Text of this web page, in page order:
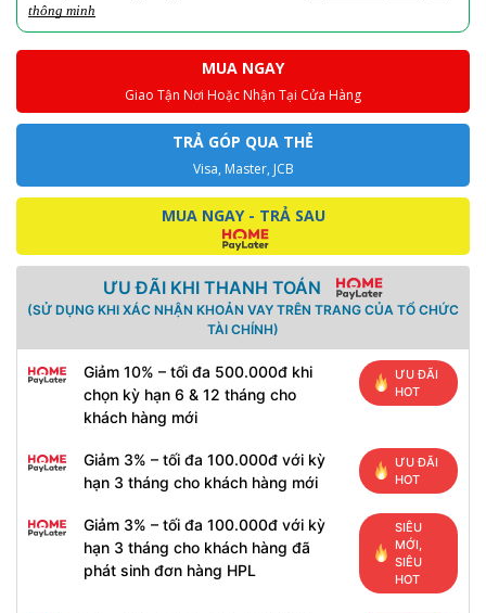
thông minh
MUA NGAY
Giao Tận Nơi Hoặc Nhận Tại Cửa Hàng
TRẢ GÓP QUA THẺ
Visa, Master, JCB
MUA NGAY - TRẢ SAU
ƯU ĐÃI KHI THANH TOÁN
(SỬ DỤNG KHI XÁC NHẬN KHOẢN VAY TRÊN TRANG CỦA TỔ CHỨC
TÀI CHÍNH)
Giảm 10% – tối đa 500.000đ khi
chọn kỳ hạn 6 & 12 tháng cho
khách hàng mới
ƯU ĐÃI
HOT
Giảm 3% – tối đa 100.000đ với kỳ
hạn 3 tháng cho khách hàng mới
ƯU ĐÃI
HOT
Giảm 3% – tối đa 100.000đ với kỳ
hạn 3 tháng cho khách hàng đã
phát sinh đơn hàng HPL
SIÊU
MỚI,
SIÊU
HOT